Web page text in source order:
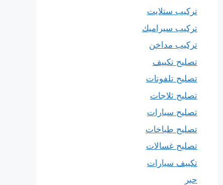
تركيب ستلايت
تركيب سيراميك
تركيب مداخن
تصليح تكييف
تصليح تلفونات
تصليح ثلاجات
تصليح سيارات
تصليح طباخات
تصليح غسالات
تكييف سيارات
حبر